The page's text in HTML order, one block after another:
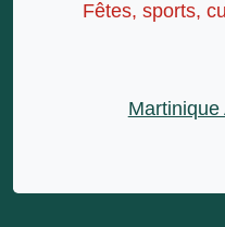
Fêtes, sports,
Martinique